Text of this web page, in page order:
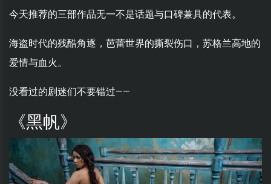
今天推荐的三部作品无一不是话题与口碑兼具的代表。
海盗时代的残酷角逐，芭蕾世界的撕裂伤口，苏格兰高地的
爱情与血火。
没看过的剧迷们不要错过——
《黑帆》